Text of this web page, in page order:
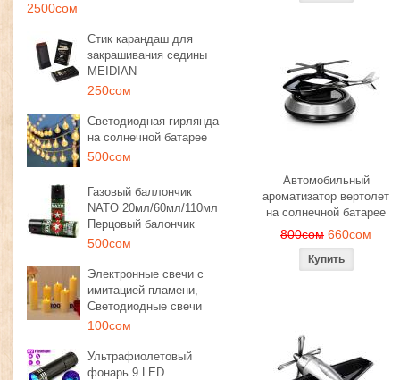
2500сом
Стик карандаш для
закрашивания седины
MEIDIAN
250сом
Светодиодная гирлянда
на солнечной батарее
500сом
Газовый баллончик
NATO 20мл/60мл/110мл
Перцовый балончик
500сом
Электронные свечи с
имитацией пламени,
Светодиодные свечи
100сом
Ультрафиолетовый
фонарь 9 LED
Автомобильный
ароматизатор вертолет
на солнечной батарее
800сом 660сом